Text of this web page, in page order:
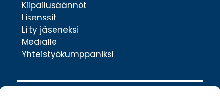
Kilpailusäännöt
Lisenssit
Liity jäseneksi
Medialle
Yhteistyökumppaniksi